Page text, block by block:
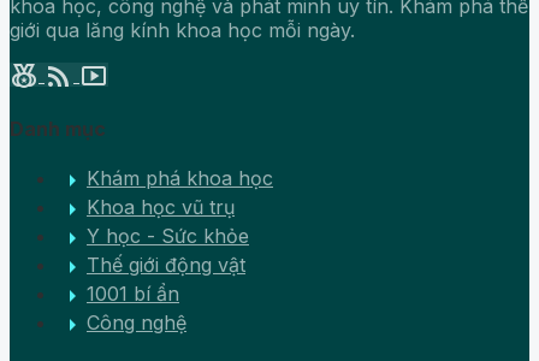
khoa học, công nghệ và phát minh uy tín. Khám phá thế
giới qua lăng kính khoa học mỗi ngày.
social_leaderboard rss_feed smart_display
Danh mục
arrow_right Khám phá khoa học
arrow_right Khoa học vũ trụ
arrow_right Y học - Sức khỏe
arrow_right Thế giới động vật
arrow_right 1001 bí ẩn
arrow_right Công nghệ